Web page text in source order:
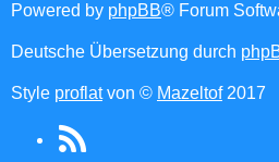
Powered by phpBB® Forum
Deutsche Übersetzung durch
Style proflatvon © Mazeltof2017
RSS